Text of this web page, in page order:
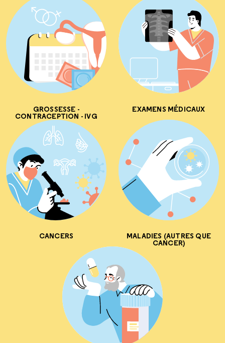
GROSSESSE -
CONTRACEPTION - IVG
EXAMENS MÉDICAUX
CANCERS MALADIES (AUTRES QUE
CANCER)